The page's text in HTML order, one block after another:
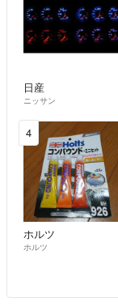
日産
ニッサン
4
ホルツ
ホルツ